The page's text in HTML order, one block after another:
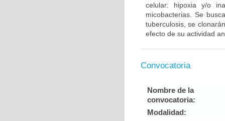
celular: hipoxia y/o
micobacterias. Se
tuberculosis, se
efecto de su actividad
Convocatoria
Nombre de la
convocatoria:
Modalidad: